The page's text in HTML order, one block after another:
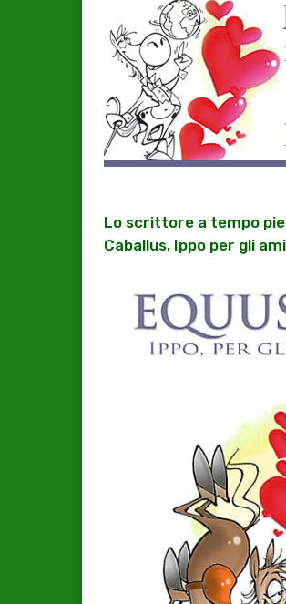
Lo scrittore a tempo
Caballus, Ippo per gli